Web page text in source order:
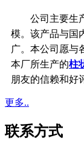
公司主要生
模。该产品与国
广。本公司愿与
本厂所生产的柱
朋友的信赖和好
更多..
联系方式